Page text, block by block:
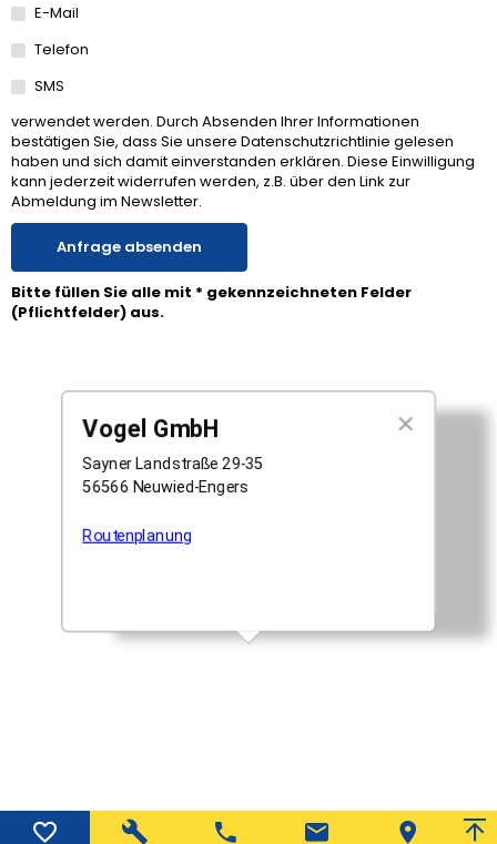
E-Mail
Telefon
SMS
verwendet werden. Durch Absenden Ihrer Informationen
bestätigen Sie, dass Sie unsere Datenschutzrichtlinie gelesen
haben und sich damit einverstanden erklären. Diese Einwilligung
kann jederzeit widerrufen werden, z.B. über den Link zur
Abmeldung im Newsletter.
Anfrage absenden
Bitte füllen Sie alle mit * gekennzeichneten Felder
(Pflichtfelder) aus.